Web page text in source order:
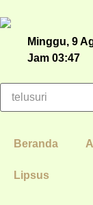
Minggu, 9
Jam 03:47
Beranda
Lipsus